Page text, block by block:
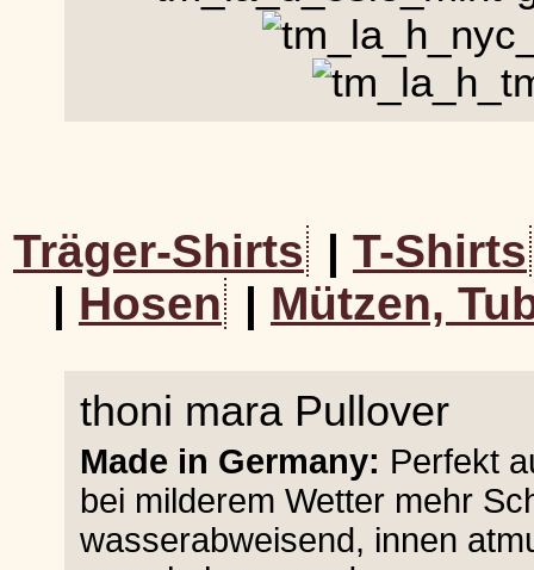
Träger-Shirts | T-Shirts
| Hosen | Mützen,
thoni mara Pullover
Made in Germany: Perfekt
bei milderem Wetter mehr
wasserabweisend, innen